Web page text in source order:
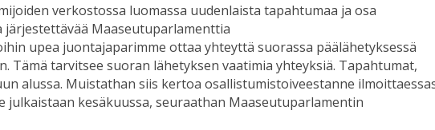
verkostossa luomassa uudenlaista tapahtumaa ja osa
Maaseutuparlamenttia
upea juontajaparimme ottaa yhteyttä suorassa päälähetyksessä
Tämä tarvitsee suoran lähetyksen vaatimia yhteyksiä. Tapahtumat,
alussa. Muistathan siis kertoa osallistumistoiveestanne
julkaistaan kesäkuussa, seuraathan Maaseutuparlamentin